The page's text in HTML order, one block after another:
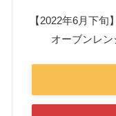
【2022年6月下
オーブンレ